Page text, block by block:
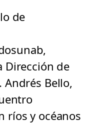
de
Dirección de
Andrés Bello,
ríos y océanos